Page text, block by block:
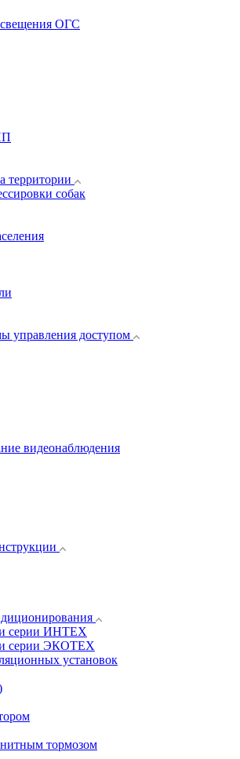
ОГС
территории
собак
управления доступом
видеонаблюдения
серии ИНТЕХ
серии ЭКОТЕХ
установок
тормозом